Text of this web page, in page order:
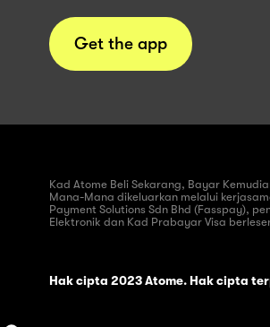
Get the app
Kad Atome Beli Sekarang, Bayar
Mana-Mana dikeluarkan melalui
Payment Solutions Sdn Bhd (Fasspay),
Elektronik dan Kad Prabayar Visa
Hak cipta 2023 Atome. Hak cipta